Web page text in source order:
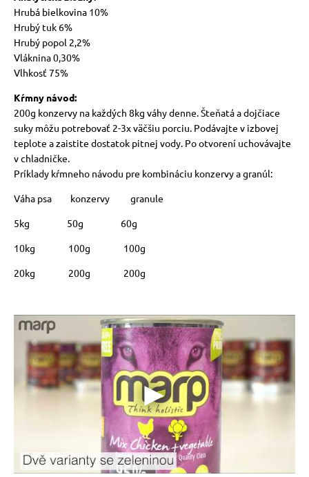
Hrubá bielkovina 10%
Hrubý tuk 6%
Hrubý popol 2,2%
Vláknina 0,30%
Vlhkosť 75%
Kŕmny návod:
200g konzervy na každých 8kg váhy denne. Šteňatá a dojčiace
suky môžu potrebovať 2-3x väčšiu porciu. Podávajte v izbovej
teplote a zaistite dostatok pitnej vody. Po otvorení uchovávajte
v chladničke.
Príklady kŕmneho návodu pre kombináciu konzervy a granúl:
Váha psa konzervy granule
5kg 50g 60g
10kg 100g 100g
20kg 200g 200g